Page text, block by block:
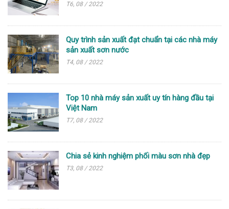
T6, 08 / 2022
Quy trình sản xuất đạt chuẩn tại các nhà máy
sản xuất sơn nước
T4, 08 / 2022
Top 10 nhà máy sản xuất uy tín hàng đầu tại
Việt Nam
T7, 08 / 2022
Chia sẻ kinh nghiệm phối màu sơn nhà đẹp
T3, 08 / 2022